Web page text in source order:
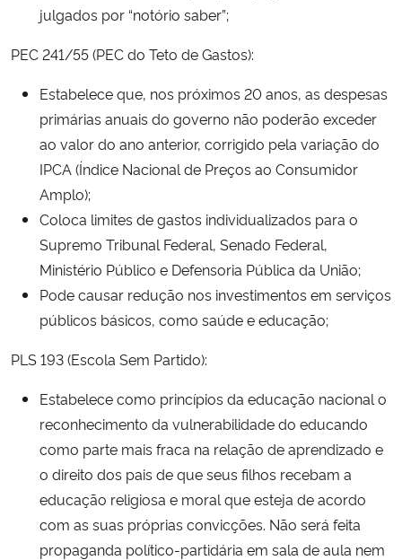
julgados por “notório saber”;
PEC 241/55 (PEC do Teto de Gastos):
Estabelece que, nos próximos 20 anos, as despesas
primárias anuais do governo não poderão exceder
ao valor do ano anterior, corrigido pela variação do
IPCA (Índice Nacional de Preços ao Consumidor
Amplo);
Coloca limites de gastos individualizados para o
Supremo Tribunal Federal, Senado Federal,
Ministério Público e Defensoria Pública da União;
Pode causar redução nos investimentos em serviços
públicos básicos, como saúde e educação;
PLS 193 (Escola Sem Partido):
Estabelece como princípios da educação nacional o
reconhecimento da vulnerabilidade do educando
como parte mais fraca na relação de aprendizado e
o direito dos pais de que seus filhos recebam a
educação religiosa e moral que esteja de acordo
com as suas próprias convicções. Não será feita
propaganda político-partidária em sala de aula nem